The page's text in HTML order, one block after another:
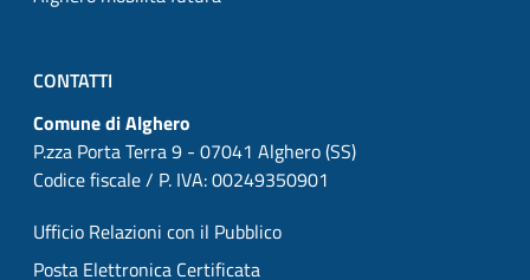
CONTATTI
Comune di Alghero
P.zza Porta Terra 9 - 07041 Alghero (SS)
Codice fiscale / P. IVA: 00249350901
Ufficio Relazioni con il Pubblico
Posta Elettronica Certificata